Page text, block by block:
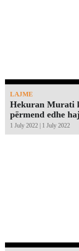
LAJME
Hekuran Murati
përmend edhe
1 July 2022 | 1 July 2022